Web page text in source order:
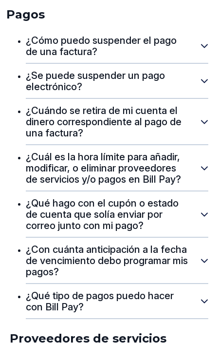
Pagos
¿Cómo puedo suspender el pago
de una factura?
¿Se puede suspender un pago
electrónico?
¿Cuándo se retira de mi cuenta el
dinero correspondiente al pago de
una factura?
¿Cuál es la hora límite para añadir,
modificar, o eliminar proveedores
de servicios y/o pagos en Bill Pay?
¿Qué hago con el cupón o estado
de cuenta que solía enviar por
correo junto con mi pago?
¿Con cuánta anticipación a la fecha
de vencimiento debo programar mis
pagos?
¿Qué tipo de pagos puedo hacer
con Bill Pay?
Proveedores de servicios